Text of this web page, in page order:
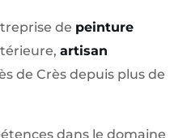
de peinture
artisan
de Crès depuis plus de
dans le domaine